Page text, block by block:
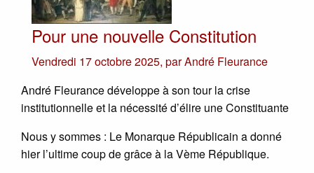
Pour une nouvelle Constitution
Vendredi 17 octobre 2025, parAndré Fleurance
André Fleurance développe à son tour la crise
institutionnelle et la nécessité d’élire une Constituante
Nous y sommes : Le Monarque Républicain a donné
hier l’ultime coup de grâce à la Vème République.